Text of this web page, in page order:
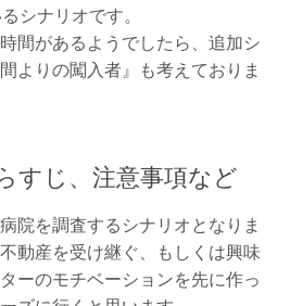
シナリオです。
間があるようでしたら、追加シ
よりの闖入者』も考えておりま
すじ、注意事項など
院を調査するシナリオとなりま
動産を受け継ぐ、もしくは興味
ーのモチベーションを先に作っ
ズに行くと思います。